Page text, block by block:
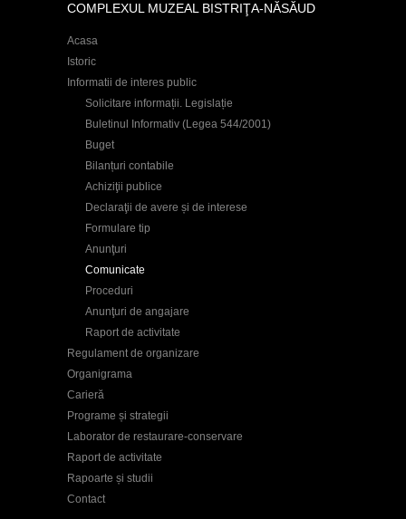
COMPLEXUL MUZEAL BISTRIŢA-NĂSĂUD
Acasa
Istoric
Informatii de interes public
Solicitare informații. Legislație
Buletinul Informativ (Legea 544/2001)
Buget
Bilanțuri contabile
Achiziţii publice
Declaraţii de avere și de interese
Formulare tip
Anunţuri
Comunicate
Proceduri
Anunţuri de angajare
Raport de activitate
Regulament de organizare
Organigrama
Carieră
Programe și strategii
Laborator de restaurare-conservare
Raport de activitate
Rapoarte și studii
Contact